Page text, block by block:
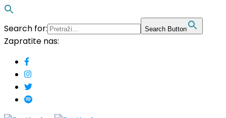
Search for: Search Button
Zapratite nas: